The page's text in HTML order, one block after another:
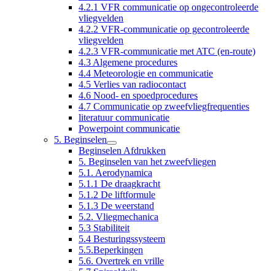
4.2.1 VFR communicatie op ongecontroleerde
vliegvelden
4.2.2 VFR-communicatie op gecontroleerde
vliegvelden
4.2.3 VFR-communicatie met ATC (en-route)
4.3 Algemene procedures
4.4 Meteorologie en communicatie
4.5 Verlies van radiocontact
4.6 Nood- en spoedprocedures
4.7 Communicatie op zweefvliegfrequenties
literatuur communicatie
Powerpoint communicatie
5. Beginselen
Beginselen Afdrukken
5. Beginselen van het zweefvliegen
5.1. Aerodynamica
5.1.1 De draagkracht
5.1.2 De liftformule
5.1.3 De weerstand
5.2. Vliegmechanica
5.3 Stabiliteit
5.4 Besturingssysteem
5.5.Beperkingen
5.6. Overtrek en vrille